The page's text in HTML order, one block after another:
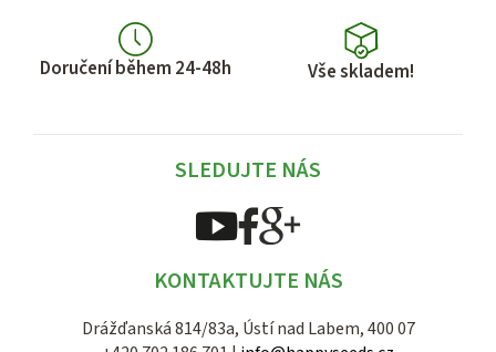
Doručení během 24-48h Vše skladem!
SLEDUJTE NÁS
KONTAKTUJTE NÁS
Drážďanská 814/83a, Ústí nad Labem, 400 07